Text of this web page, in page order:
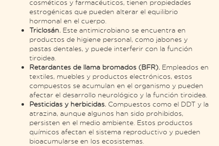
cosméticos y farmacéuticos, tienen propiedades
estrogénicas que pueden alterar el equilibrio
hormonal en el cuerpo​.
Triclosán. Este antimicrobiano se encuentra en
productos de higiene personal, como jabones y
pastas dentales, y puede interferir con la función
tiroidea​.
Retardantes de llama bromados (BFR). Empleados en
textiles, muebles y productos electrónicos, estos
compuestos se acumulan en el organismo y pueden
afectar el desarrollo neurológico y la función tiroidea​.
Pesticidas y herbicidas. Compuestos como el DDT y la
atrazina, aunque algunos han sido prohibidos,
persisten en el medio ambiente. Estos productos
químicos afectan el sistema reproductivo y pueden
bioacumularse en los ecosistemas​.